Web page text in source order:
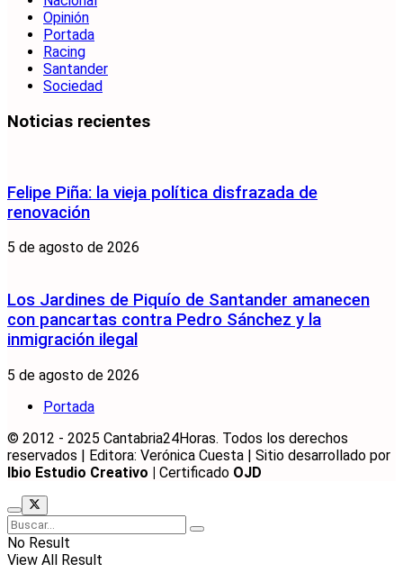
Opinión
Portada
Racing
Santander
Sociedad
Noticias recientes
Felipe Piña: la vieja política disfrazada de
renovación
5 de agosto de 2026
Los Jardines de Piquío de Santander amanecen
con pancartas contra Pedro Sánchez y la
inmigración ilegal
5 de agosto de 2026
Portada
© 2012 - 2025 Cantabria24Horas. Todos los derechos
reservados | Editora: Verónica Cuesta | Sitio desarrollado por
Ibio Estudio Creativo | Certificado OJD
No Result
View All Result